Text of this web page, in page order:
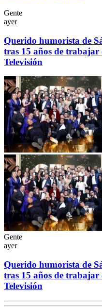
Gente
ayer
Querido humorista de
tras 15 años de
Televisión
Gente
ayer
Querido humorista de
tras 15 años de
Televisión